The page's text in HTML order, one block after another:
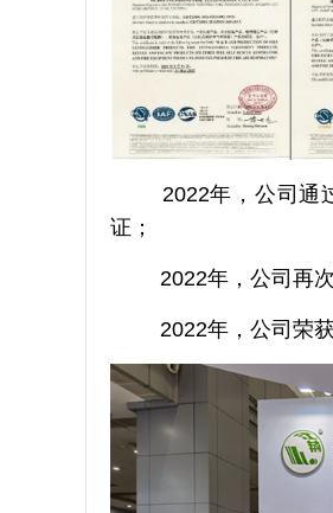
2022年，公司通
证；
2022年，公司再
2022年，公司荣